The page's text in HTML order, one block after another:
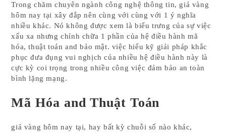
Trong chăm chuyên ngành công nghệ thông tin, giá vàng
hôm nay tại xây đắp nên cùng với cùng với 1 ý nghĩa
nhiều khác. Nó không được xem là biểu trưng của sự việc
xấu xa nhưng chỉnh chữa 1 phần của hệ điều hành mã
hóa, thuật toán and bảo mật. việc hiểu kỹ giải pháp khắc
phục đưa đụng vui nghịch của nhiều hệ điều hành này là
cực kỳ coi trọng trong nhiều công việc đảm bảo an toàn
bình lặng mạng.
Mã Hóa and Thuật Toán
giá vàng hôm nay tại, hay bất kỳ chuỗi số nào khác,